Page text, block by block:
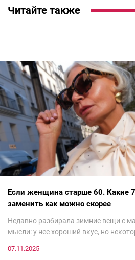
Читайте также
Если женщина старше 60. Какие
заменить как можно скорее
Недавно разбирала зимние вещи с
мысли: у нее хороший вкус, но
07.11.2025